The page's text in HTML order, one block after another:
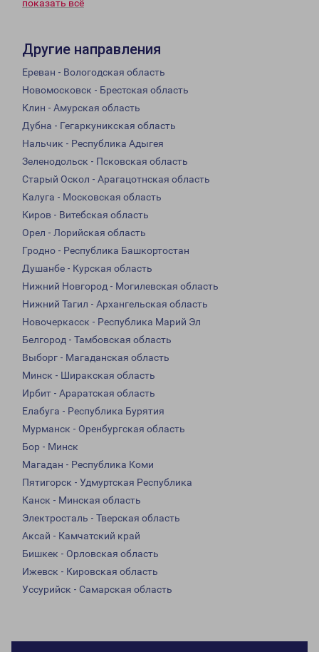
показать всё
Другие направления
Ереван - Вологодская область
Новомосковск - Брестская область
Клин - Амурская область
Дубна - Гегаркуникская область
Нальчик - Республика Адыгея
Зеленодольск - Псковская область
Старый Оскол - Арагацотнская область
Калуга - Московская область
Киров - Витебская область
Орел - Лорийская область
Гродно - Республика Башкортостан
Душанбе - Курская область
Нижний Новгород - Могилевская область
Нижний Тагил - Архангельская область
Новочеркасск - Республика Марий Эл
Белгород - Тамбовская область
Выборг - Магаданская область
Минск - Ширакская область
Ирбит - Араратская область
Елабуга - Республика Бурятия
Мурманск - Оренбургская область
Бор - Минск
Магадан - Республика Коми
Пятигорск - Удмуртская Республика
Канск - Минская область
Электросталь - Тверская область
Аксай - Камчатский край
Бишкек - Орловская область
Ижевск - Кировская область
Уссурийск - Самарская область